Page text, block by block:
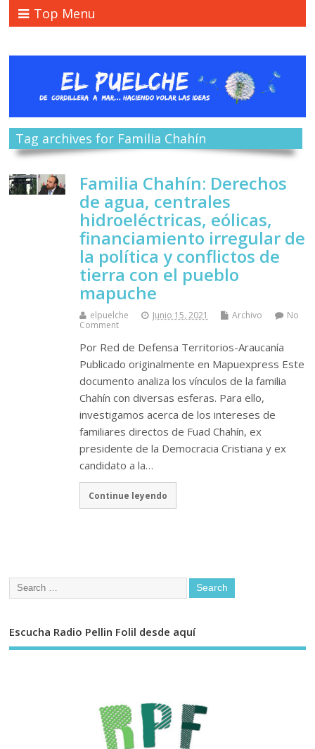
Top Menu
Tag archives for Familia Chahín
Familia Chahín: Derechos
de agua, centrales
hidroeléctricas, eólicas,
financiamiento irregular de
la política y conflictos de
tierra con el pueblo
mapuche
elpuelche Junio 15, 2021 Archivo
No
Comment
Por Red de Defensa Territorios-Araucanía
Publicado originalmente en Mapuexpress Este
documento analiza los vínculos de la familia
Chahín con diversas esferas. Para ello,
investigamos acerca de los intereses de
familiares directos de Fuad Chahín, ex
presidente de la Democracia Cristiana y ex
candidato a la…
Continue leyendo
Escucha Radio Pellin Folil desde aquí